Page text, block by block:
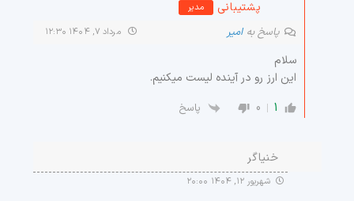
پشتیبانی مدیر
پاسخ بهامیر مرداد ۷, ۱۴۰۴ ۱۲:۳۰
سلام
این ارز رو در آینده لیست میکنیم.
1
0 پاسخ
خنیاگر
شهریور ۱۲, ۱۴۰۴ ۲۰:۰۰